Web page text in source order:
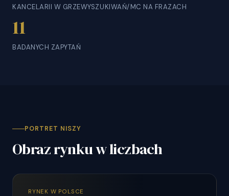
KANCELARII W GRZEWYSZUKIWAŃ/MC NA FRAZACH
11
BADANYCH ZAPYTAŃ
PORTRET NISZY
Obraz rynku w liczbach
RYNEK W POLSCE